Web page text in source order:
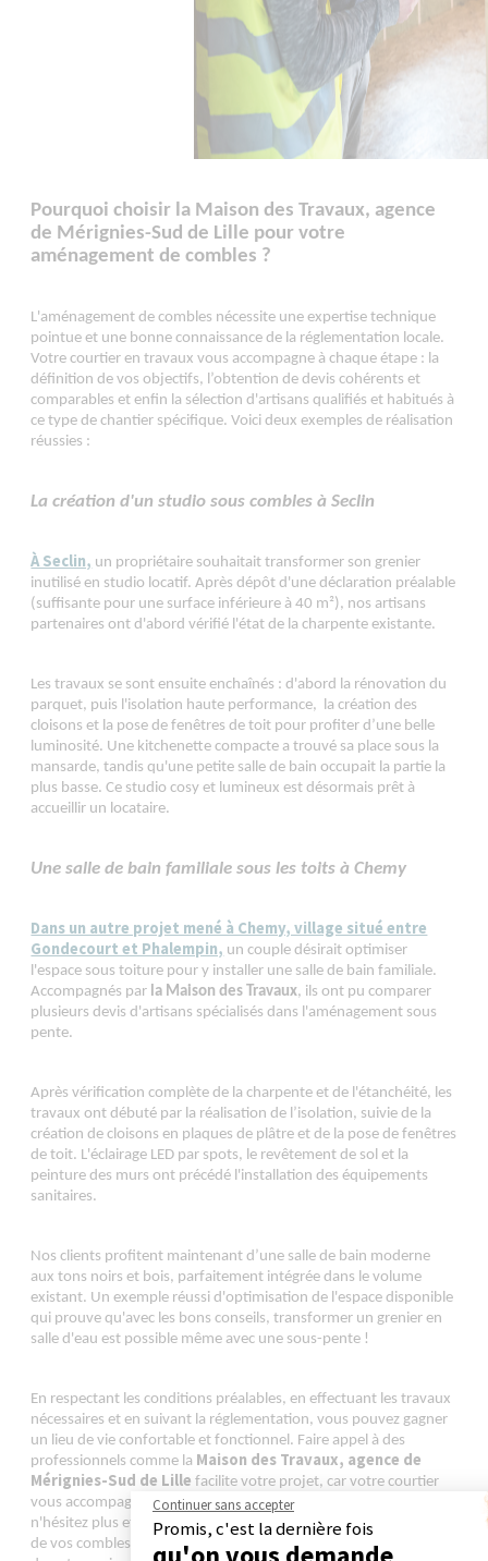
Pourquoi choisir la Maison des Travaux, agence
de Mérignies-Sud de Lille pour votre
aménagement de combles ?
L'aménagement de combles nécessite une expertise technique
pointue et une bonne connaissance de la réglementation locale.
Votre courtier en travaux vous accompagne à chaque étape : la
définition de vos objectifs, l’obtention de devis cohérents et
comparables et enfin la sélection d'artisans qualifiés et habitués à
ce type de chantier spécifique. Voici deux exemples de réalisation
réussies :
La création d'un studio sous combles à Seclin
À Seclin, un propriétaire souhaitait transformer son grenier
inutilisé en studio locatif. Après dépôt d'une déclaration préalable
(suffisante pour une surface inférieure à 40 m²), nos artisans
partenaires ont d'abord vérifié l'état de la charpente existante.
Les travaux se sont ensuite enchaînés : d'abord la rénovation du
parquet, puis l'isolation haute performance, la création des
cloisons et la pose de fenêtres de toit pour profiter d’une belle
luminosité. Une kitchenette compacte a trouvé sa place sous la
mansarde, tandis qu'une petite salle de bain occupait la partie la
plus basse.Ce studio cosy et lumineux est désormais prêt à
accueillir un locataire.
Une salle de bain familiale sous les toits à Chemy
Dans un autre projet mené à Chemy, village situé entre
Gondecourt et Phalempin, un couple désirait optimiser
l'espace sous toiture pour y installer une salle de bain familiale.
Accompagnés par la Maison des Travaux, ils ont pu comparer
plusieurs devis d'artisans spécialisés dans l'aménagement sous
pente.
Après vérification complète de la charpente et de l'étanchéité, les
travaux ont débuté par la réalisation de l’isolation, suivie de la
création de cloisons en plaques de plâtre et de la pose de fenêtres
de toit. L'éclairage LED par spots, le revêtement de sol et la
peinture des murs ont précédé l'installation des équipements
sanitaires.
Nos clients profitent maintenant d’une salle de bain moderne
aux tons noirs et bois, parfaitement intégrée dans le volume
existant. Un exemple réussi d'optimisation de l'espace disponible
qui prouve qu'avec les bons conseils, transformer un grenier en
salle d'eau est possible même avec une sous-pente !
En respectant les conditions préalables, en effectuant les travaux
nécessaires et en suivant la réglementation, vous pouvez gagner
un lieu de vie confortable et fonctionnel. Faire appel à des
professionnels comme la Maison des Travaux, agence de
Mérignies-Sud de Lille facilite votre projet, car votre courtier
vous accompagne à chaque étape pour un résultat garanti. Alors,
n'hésitez plus et lancez-vous dans l'aventure de l'aménagement
de vos combles pour profiter pleinement de chaque mètre carré
Continuer sans accepter
Promis, c'est la dernière fois